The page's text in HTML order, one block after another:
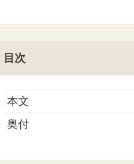
目次
本文
奥付